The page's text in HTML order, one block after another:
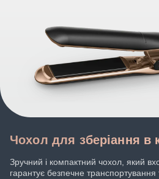
Чохол для зберіання в
Зручний і компактний чохол, який
гарантує безпечне транспортування